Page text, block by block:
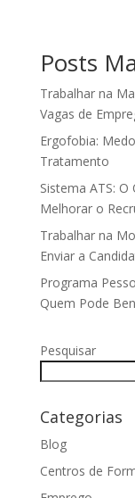
Posts
Trabalhar na
Vagas de
Ergofobia:
Tratamento
Sistema ATS:
Melhorar o
Trabalhar na
Enviar a
Programa
Quem Pode
Pesquisar
Categorias
Blog
Centros de